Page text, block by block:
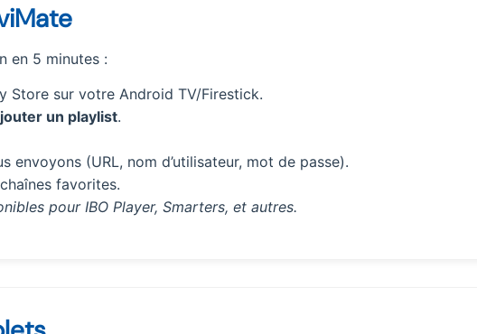
en 5 minutes :
Store sur votre Android TV/Firestick.
un playlist.
envoyons (URL, nom d’utilisateur, mot de passe).
favorites.
pour IBO Player, Smarters, et autres.